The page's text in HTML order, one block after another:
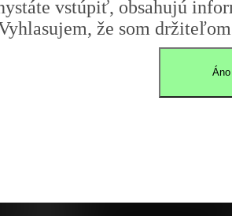
vstúpiť, obsahujú
že som
Áno